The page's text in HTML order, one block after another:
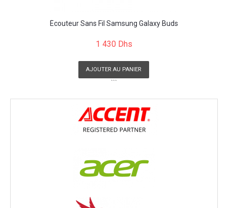
Écouteur Sans Fil Samsung Galaxy Buds
1 430 Dhs
AJOUTER AU PANIER
```